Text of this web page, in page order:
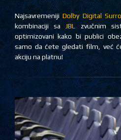
NajsavremenijiDolby Digital
kombinaciji saJBL zvučnim
optimizovani kako bi publici
samo da ćete gledati film, već
akciju na platnu!